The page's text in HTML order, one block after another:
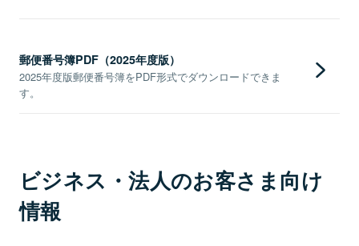
郵便番号簿PDF（2025年度版）
2025年度版郵便番号簿をPDF形式でダウンロードできま
す。
ビジネス・法人のお客さま向け
情報